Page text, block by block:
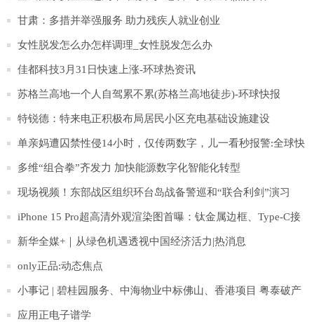
甘肃：多措并举强服务 助力残疾人就业创业
女性脱发怎么办怎样调理_女性脱发怎么办
佳都科技3月31日快速上涨-环球热资讯
苏格兰高地一个人自驾累不累(苏格兰高地徒步)-环球快报
特锐德：特来电正积极布局居民小区充电基础设施建设
单亲妈遭囚禁性侵14小时，仅传两数字，儿一看秒报警:全球快
报
多维“组合拳”齐发力 加快能源数字化智能化转型
现场视频！东部战区组织环台岛战备警巡和“联合利剑”演习
iPhone 15 Pro超高清外观渲染图首曝：钛金属边框、Type-C接
口
新华全媒+｜从绿色机遇透视中国经济活力|热消息
only正品:动态焦点
小事记 | 碧桂园服务、中海物业中标佛山、香港项目 粤泰破产
清算案通过
应用正电子谱学